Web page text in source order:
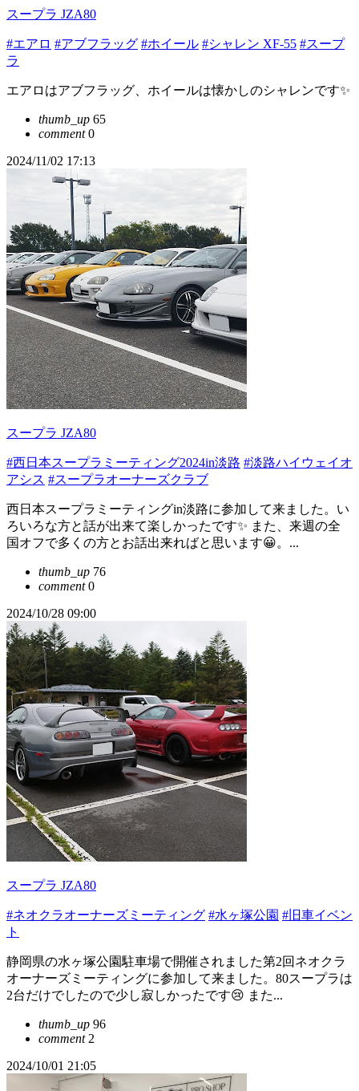
スープラ JZA80
#エアロ #アブフラッグ #ホイール #シャレン XF-55 #スープ
ラ
エアロはアブフラッグ、ホイールは懐かしのシャレンです✨
thumb_up 65
comment0
2024/11/02 17:13
スープラ JZA80
#西日本スープラミーティング2024in淡路 #淡路ハイウェイオ
アシス #スープラオーナーズクラブ
西日本スープラミーティングin淡路に参加して来ました。い
ろいろな方と話が出来て楽しかったです✨ また、来週の全
国オフで多くの方とお話出来ればと思います😀。...
thumb_up 76
comment0
2024/10/28 09:00
スープラ JZA80
#ネオクラオーナーズミーティング #水ヶ塚公園 #旧車イベン
ト
静岡県の水ヶ塚公園駐車場で開催されました第2回ネオクラ
オーナーズミーティングに参加して来ました。80スープラは
2台だけでしたので少し寂しかったです😢 また...
thumb_up 96
comment2
2024/10/01 21:05